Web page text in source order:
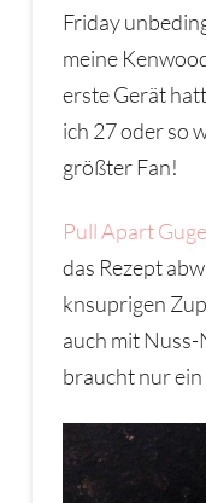
Friday
meine
erste Gerät
ich 27 oder so
größter Fan!
Pull Apart
das Rezept
knsuprigen
auch mit
braucht nur